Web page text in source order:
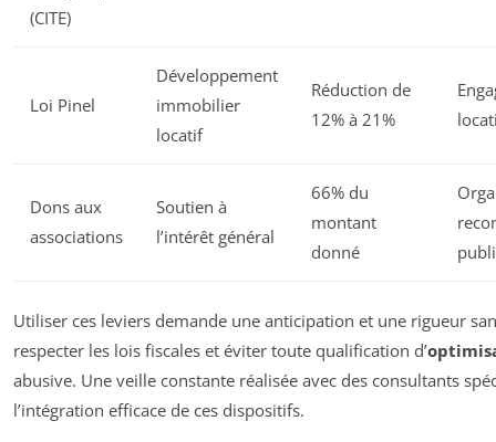
(CITE)
Loi Pinel
Développement
immobilier
locatif
Réduction de
12% à 21%
Dons aux
associations
Soutien à
l’intérêt général
66% du
montant
donné
Utiliser ces leviers demande une anticipation et une rigueur
respecter les lois fiscales et éviter toute qualification d’
abusive. Une veille constante réalisée avec des consultants
l’intégration efficace de ces dispositifs.